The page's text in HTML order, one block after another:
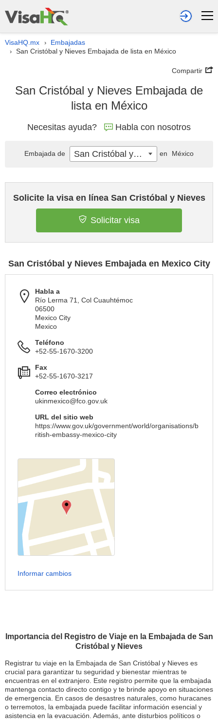
VisaHQ.mx › Embajadas
› San Cristóbal y Nieves Embajada de lista en México
Compartir
San Cristóbal y Nieves Embajada de
lista en México
Necesitas ayuda? Habla con nosotros
Importancia del Registro de Viaje en la Embajada de San
Cristóbal y Nieves
Registrar tu viaje en la Embajada de San Cristóbal y Nieves es
crucial para garantizar tu seguridad y bienestar mientras te
encuentras en el extranjero. Este registro permite que la embajada
mantenga contacto directo contigo y te brinde apoyo en situaciones
de emergencia. En casos de desastres naturales, como huracanes
o terremotos, la embajada puede facilitar información esencial y
asistencia en la evacuación. Además, ante disturbios políticos o
Solicite la visa en línea San Cristóbal y Nieves
Solicitar visa
San Cristóbal y Nieves Embajada en Mexico City
Habla a
Río Lerma 71, Col Cuauhtémoc
06500
Mexico City
Mexico
Teléfono
+52-55-1670-3200
Fax
+52-55-1670-3217
Correo electrónico
ukinmexico@fco.gov.uk
URL del sitio web
https://www.gov.uk/government/world/organisations/b
ritish-embassy-mexico-city
Informar cambios
Embajada de San Cristóbal y Nieves en México